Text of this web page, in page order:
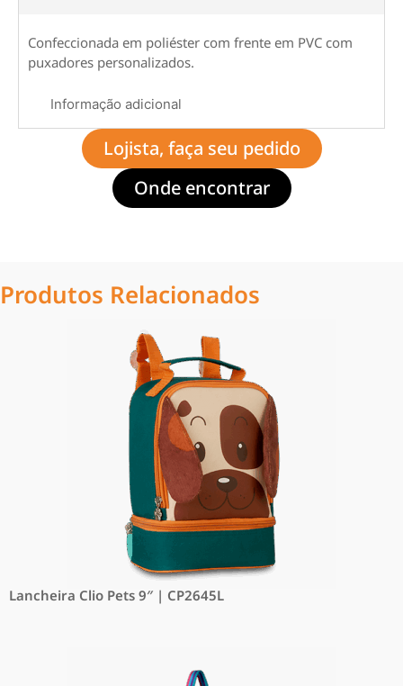
Informação adicional
Confeccionada em poliéster com frente em PVC com
puxadores personalizados.
Lojista, faça seu pedido
Onde encontrar
Produtos Relacionados
Lancheira Clio Pets 9″ | CP2645L